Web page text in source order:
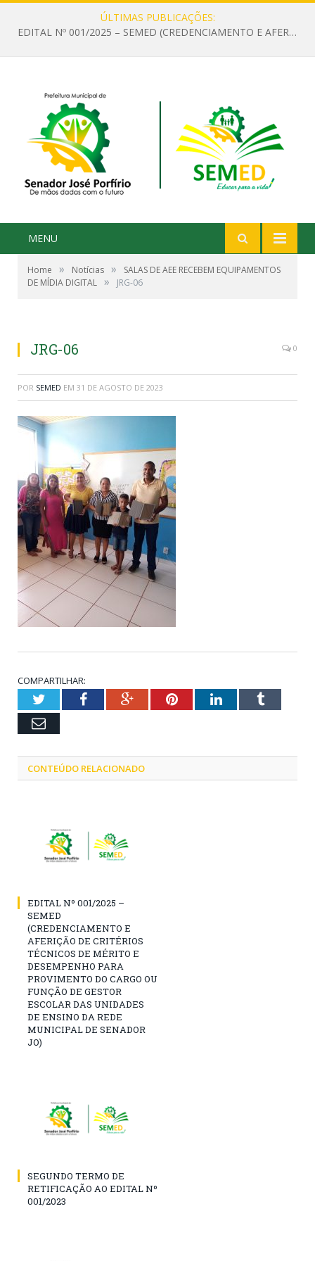
ÚLTIMAS PUBLICAÇÕES:
EDITAL Nº 001/2025 – SEMED (CREDENCIAMENTO E AFERIÇÃO DE CRITÉRIOS TÉCNICOS DE MÉRITO E DESEMPENHO PARA PROVIMENTO DO CARGO OU FUNÇÃO DE GESTOR ESCOLAR DAS UNIDADES DE ENSINO DA REDE MUNICIPAL DE SENADOR JO)
MENU
Home » Notícias »
SALAS DE AEE RECEBEM EQUIPAMENTOS
DE MÍDIA DIGITAL » JRG-06
JRG-06 0
POR SEMED EM 31 DE AGOSTO DE 2023
COMPARTILHAR:
TwitterFacebookGoogle+PinterestLinkedInTumblr
Email
CONTEÚDO RELACIONADO
EDITAL Nº 001/2025 –
SEMED
(CREDENCIAMENTO E
AFERIÇÃO DE CRITÉRIOS
TÉCNICOS DE MÉRITO E
DESEMPENHO PARA
PROVIMENTO DO CARGO OU
FUNÇÃO DE GESTOR
ESCOLAR DAS UNIDADES
DE ENSINO DA REDE
MUNICIPAL DE SENADOR
JO)
SEGUNDO TERMO DE
RETIFICAÇÃO AO EDITAL Nº
001/2023